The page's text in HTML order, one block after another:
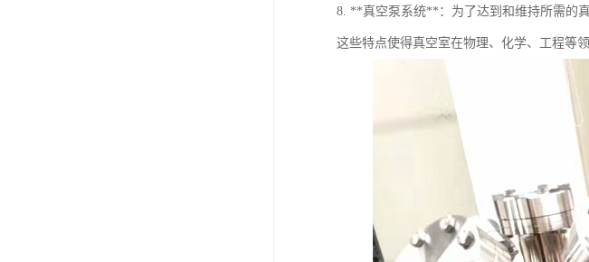
8. **真空泵系统**：为了达到和维持所需的
这些特点使得真空室在物理、化学、工程等